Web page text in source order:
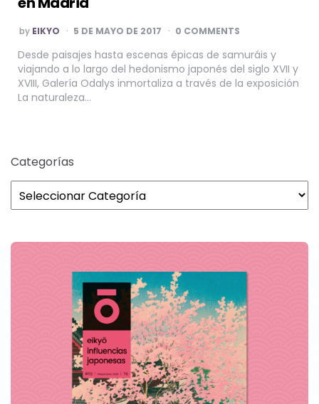
POSTED
BY
by EIKYO 5 DE MAYO DE 2017 0 COMMENTS
Desde paisajes hasta escenas épicas de samuráis y
viajando a lo largo del hedonismo japonés del siglo XVII y
XVIII, Galería Odalys inmortaliza a través de la exposición
La naturaleza…
Categorías